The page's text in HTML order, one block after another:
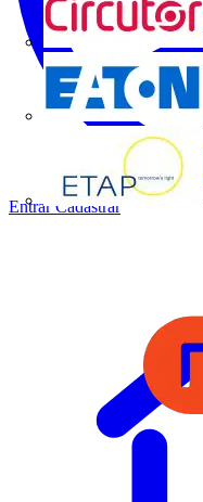
Entrar Cadastrar